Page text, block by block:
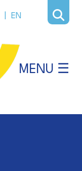
EN
MENU ☰